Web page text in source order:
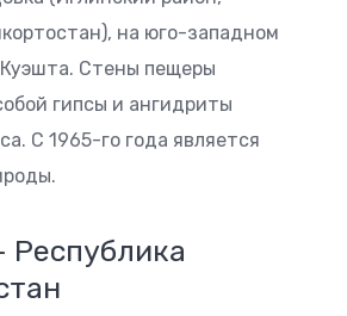
на юго-западном
Стены пещеры
гипсы и ангидриты
С 1965-го года является